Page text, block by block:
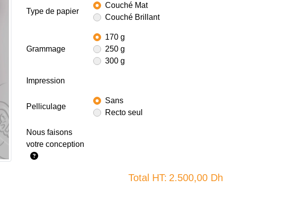
Type de papier
Couché Mat
Couché Brillant
Grammage
170 g
250 g
300 g
Impression
Pelliculage
Sans
Recto seul
Nous faisons
votre conception
Total HT: 2.500,00 Dh